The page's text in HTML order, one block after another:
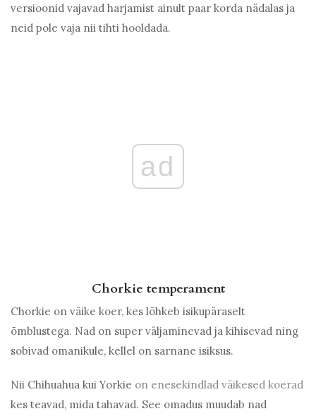
versioonid vajavad harjamist ainult paar korda nädalas ja
neid pole vaja nii tihti hooldada.
ad
Chorkie temperament
Chorkie on väike koer, kes lõhkeb isikupäraselt
õmblustega. Nad on super väljaminevad ja kihisevad ning
sobivad omanikule, kellel on sarnane isiksus.
Nii Chihuahua kui Yorkie on enesekindlad väikesed koerad
kes teavad, mida tahavad. See omadus muudab nad